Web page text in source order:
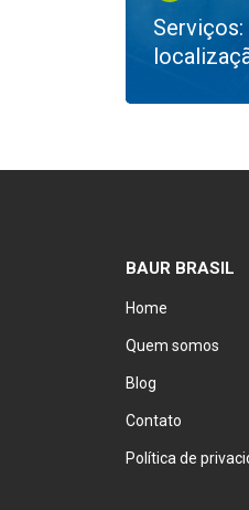
BAUR BRASIL
Home
Quem somos
Blog
Contato
Política de